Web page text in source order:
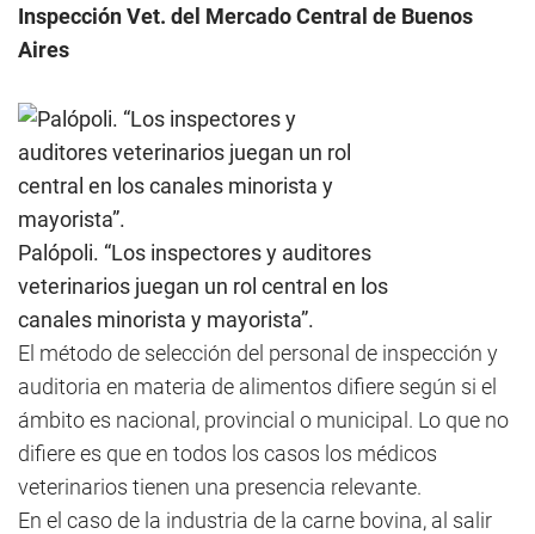
Inspección Vet. del Mercado Central de Buenos
Aires
Palópoli. “Los inspectores y auditores
veterinarios juegan un rol central en los
canales minorista y mayorista”.
El método de selección del personal de inspección y
auditoria en materia de alimentos difiere según si el
ámbito es nacional, provincial o municipal. Lo que no
difiere es que en todos los casos los médicos
veterinarios tienen una presencia relevante.
En el caso de la industria de la carne bovina, al salir